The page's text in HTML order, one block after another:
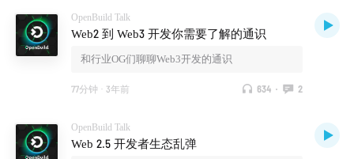
OpenBuild Talk
Web2 到 Web3 开发你需要了解的通识
和行业OG们聊聊Web3开发的通识
77分钟 · 3年前 634 · 2
OpenBuild Talk
Web 2.5 开发者生态乱弹